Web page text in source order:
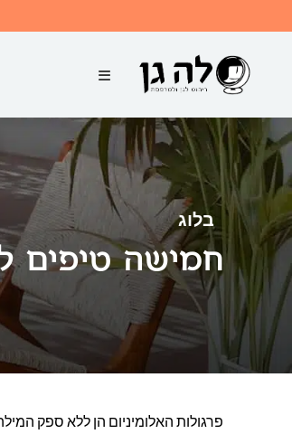
בלוג
חמישה טיפים
פרגולות האלומיניום הן ללא ספק